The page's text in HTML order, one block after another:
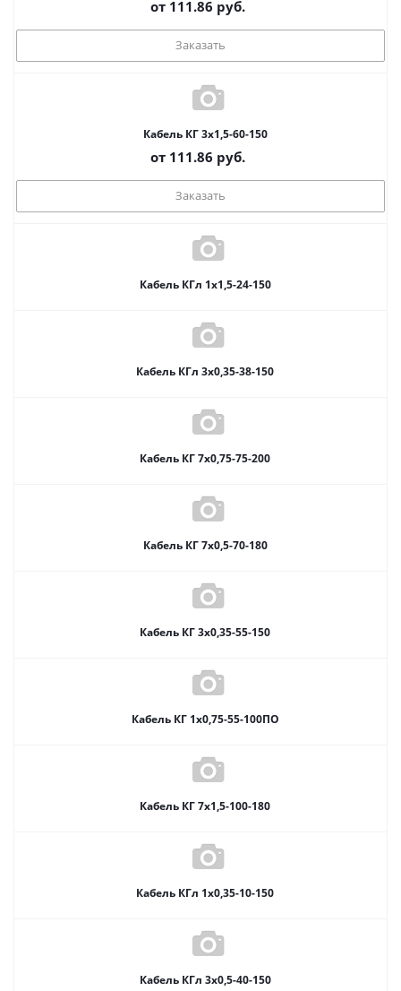
от 111.86 руб.
Заказать
Кабель КГ 3х1,5-60-150
от 111.86 руб.
Заказать
Кабель КГл 1х1,5-24-150
Кабель КГл 3х0,35-38-150
Кабель КГ 7х0,75-75-200
Кабель КГ 7х0,5-70-180
Кабель КГ 3х0,35-55-150
Кабель КГ 1х0,75-55-100ПО
Кабель КГ 7х1,5-100-180
Кабель КГл 1х0,35-10-150
Кабель КГл 3х0,5-40-150